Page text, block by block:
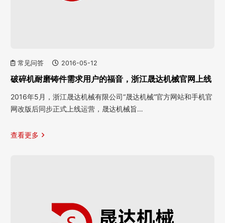
常见问答 2016-05-12
破碎机耐磨铸件需求用户的福音，浙江晟达机械官网上线
2016年5月，浙江晟达机械有限公司“晟达机械”官方网站和手机官
网改版后同步正式上线运营，晟达机械旨…
查看更多